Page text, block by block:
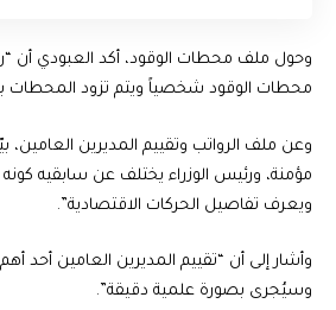
وحول ملف محطات الوقود، أكد العبودي أن
محطات الوقود شخصياً ويتم تزود المحطات
وعن ملف الرواتب وتقييم المديرين العامين،
مؤمنة، ورئيس الوزراء يختلف عن سابقيه
ويعرف تفاصيل الحركات الاقتصادية”.
وأشار إلى أن “تقييم المديرين العامين أحد
وسيُجرى بصورة علمية دقيقة”.